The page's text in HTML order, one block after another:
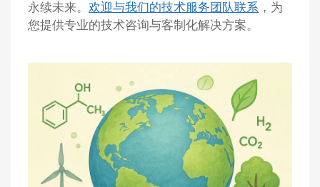
永续未来。 欢迎与我们的技术服务团队联系 ，为
您提供专业的技术咨询与客制化解决方案。